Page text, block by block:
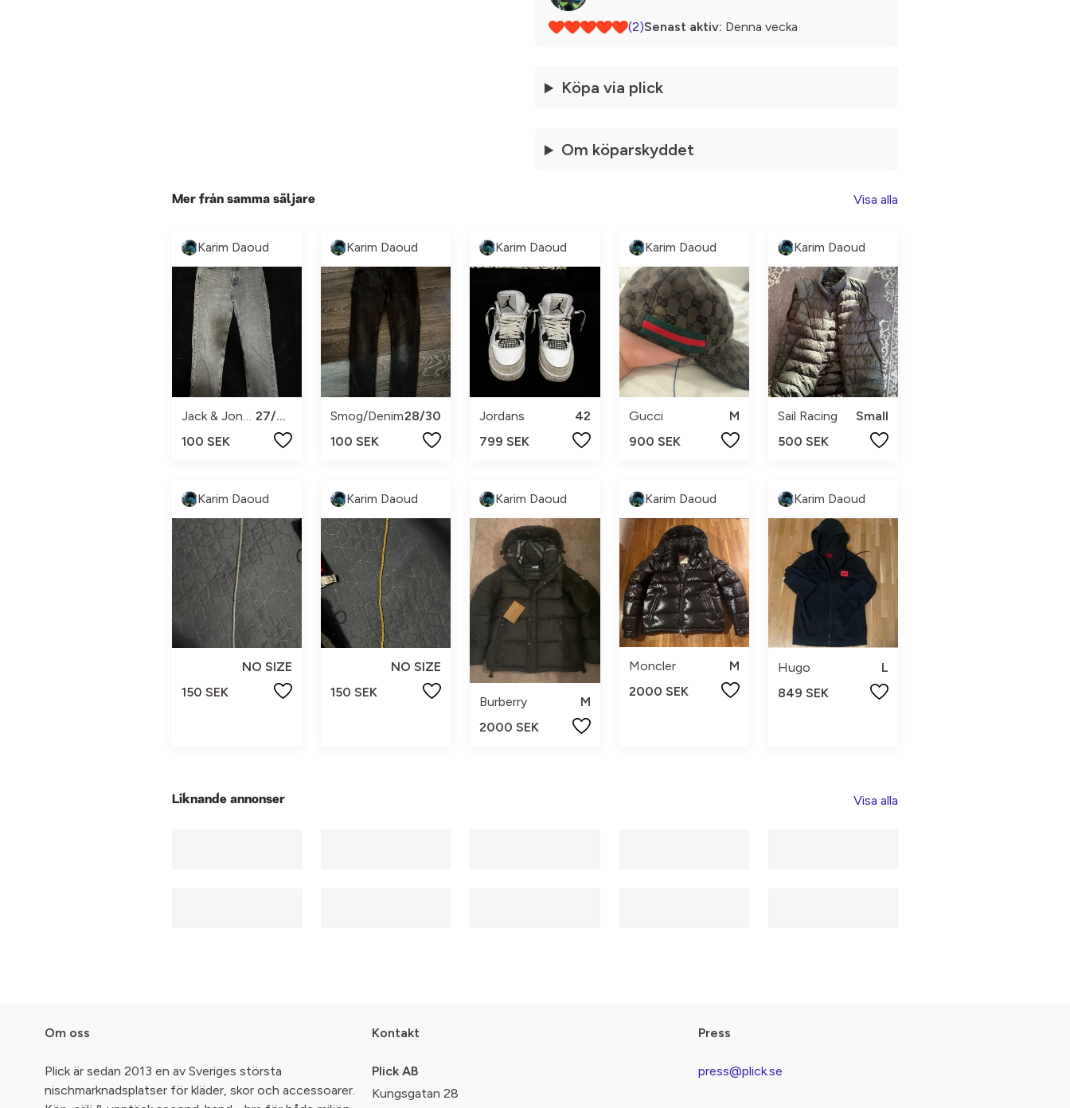
(2)Senast aktiv: Denna vecka
Köpa via plick
Om köparskyddet
Mer från samma säljare Visa alla
Karim Daoud
27/30
100 SEK
Karim Daoud
Smog/Denim28/30
100 SEK
Karim Daoud
Jordans
42
799 SEK
Karim Daoud
Gucci
M
900 SEK
Karim Daoud
Sail Racing
Small
500 SEK
Karim Daoud
NO SIZE
150 SEK
Karim Daoud
NO SIZE
150 SEK
Karim Daoud
Burberry
M
2000 SEK
Karim Daoud
Moncler
M
2000 SEK
Karim Daoud
Hugo
L
849 SEK
Liknande annonser Visa alla
Om oss
Plick är sedan 2013 en av Sveriges största
nischmarknadsplatser för kläder, skor och accessoarer.
Kontakt
Plick AB
Kungsgatan 28
Press
press@plick.se